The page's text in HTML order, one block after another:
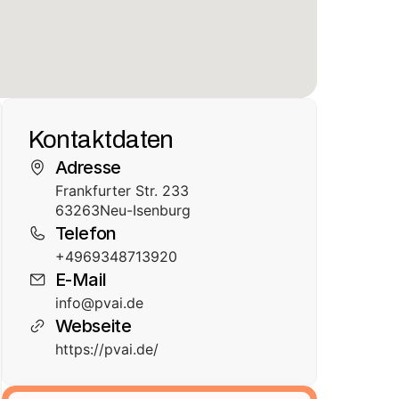
Kontaktdaten
Adresse
Frankfurter Str. 233
63263Neu-Isenburg
Telefon
+4969348713920
E-Mail
info@pvai.de
Webseite
https://pvai.de/